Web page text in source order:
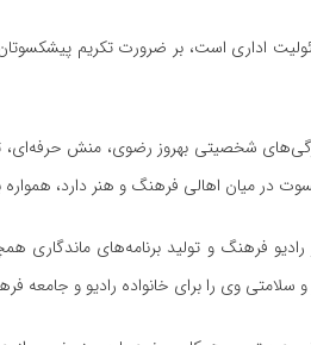
اداری است، بر ضرورت تکریم
شخصیتی بهروز رضوی، منش حرفه‌ای،
در میان اهالی فرهنگ و هنر دارد، همواره
فرهنگ و تولید برنامه‌های ماندگاری
وی را برای خانواده رادیو و جامعه